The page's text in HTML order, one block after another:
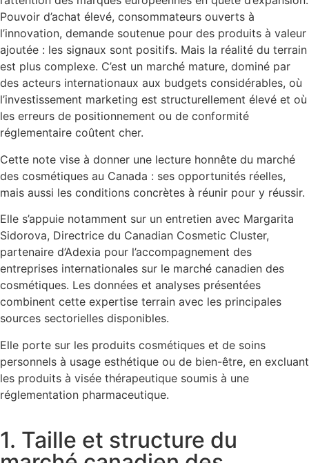
Pouvoir d’achat élevé, consommateurs ouverts à
l’innovation, demande soutenue pour des produits à valeur
ajoutée : les signaux sont positifs. Mais la réalité du terrain
est plus complexe. C’est un marché mature, dominé par
des acteurs internationaux aux budgets considérables, où
l’investissement marketing est structurellement élevé et où
les erreurs de positionnement ou de conformité
réglementaire coûtent cher.
Cette note vise à donner une lecture honnête du marché
des cosmétiques au Canada : ses opportunités réelles,
mais aussi les conditions concrètes à réunir pour y réussir.
Elle s’appuie notamment sur un entretien avec Margarita
Sidorova, Directrice du Canadian Cosmetic Cluster,
partenaire d’Adexia pour l’accompagnement des
entreprises internationales sur le marché canadien des
cosmétiques. Les données et analyses présentées
combinent cette expertise terrain avec les principales
sources sectorielles disponibles.
Elle porte sur les produits cosmétiques et de soins
personnels à usage esthétique ou de bien-être, en excluant
les produits à visée thérapeutique soumis à une
réglementation pharmaceutique.
1. Taille et structure du